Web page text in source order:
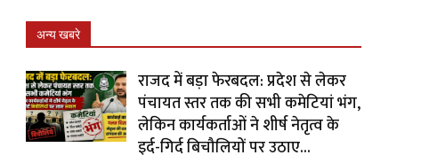
अन्य खबरे
राजद में बड़ा फेरबदल: प्रदेश से लेकर
पंचायत स्तर तक की सभी कमेटियां भंग,
लेकिन कार्यकर्ताओं ने शीर्ष नेतृत्व के
इर्द-गिर्द बिचौलियों पर उठाए...